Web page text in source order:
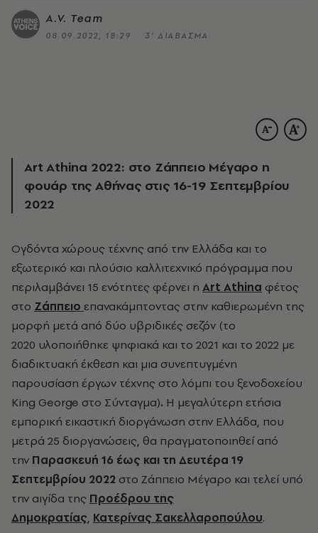
A.V. Team
08.09.2022, 18:29 3’ ΔΙΑΒΑΣΜΑ
Αrt Athina 2022: στο Ζάππειο Μέγαρο η
φουάρ της Αθήνας στις 16-19 Σεπτεμβρίου
2022
Ογδόντα χώρους τέχνης από την Ελλάδα και το
εξωτερικό και πλούσιο καλλιτεχνικό πρόγραμμα που
περιλαμβάνει 15 ενότητες φέρνει η Art Athina φέτος
στο Ζάππειο επανακάμπτοντας στην καθιερωμένη της
μορφή μετά από δύο υβριδικές σεζόν (το
2020 υλοποιήθηκε ψηφιακά και το 2021 και το 2022 με
διαδικτυακή έκθεση και μια συνεπτυγμένη
παρουσίαση έργων τέχνης στο λόμπι του ξενοδοχείου
King George στο Σύνταγμα). Η μεγαλύτερη ετήσια
εμπορική εικαστική διοργάνωση στην Ελλάδα, που
μετρά 25 διοργανώσεις, θα πραγματοποιηθεί από
την Παρασκευή 16 έως και τη Δευτέρα 19
Σεπτεμβρίου 2022 στο Ζάππειο Μέγαρο και τελεί υπό
την αιγίδα της Προέδρου της
Δημοκρατίας, Κατερίνας Σακελλαροπούλου.